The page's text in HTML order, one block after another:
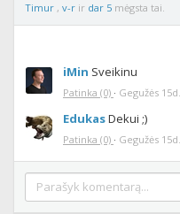
Timur , v-r ir dar 5 mėgsta tai.
iMin Sveikinu
Patinka (0) · Gegužės 15d.
EdukasDekui ;)
Patinka (0) · Gegužės 15d.